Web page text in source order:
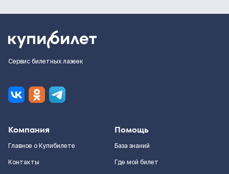
Сервис билетных лазеек
Компания
Главное о Купибилете
Контакты
Помощь
База знаний
Где мой билет